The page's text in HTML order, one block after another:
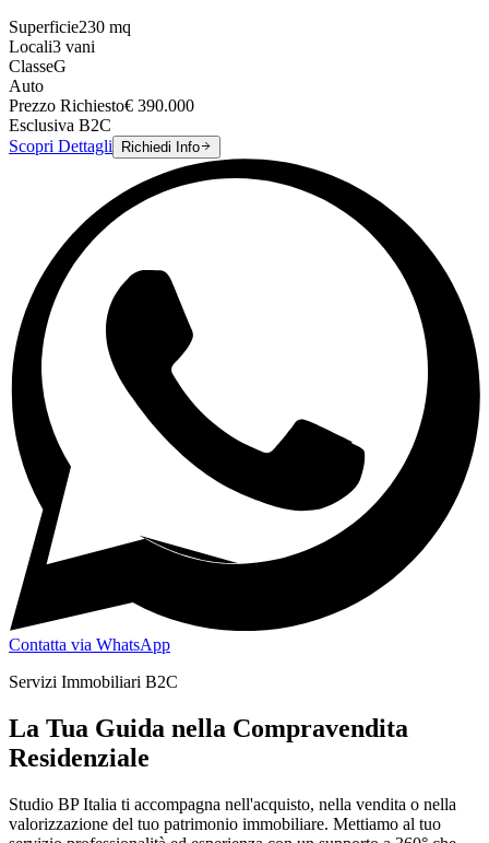
Superficie230 mq
Locali3 vani
ClasseG
Auto
Prezzo Richiesto€ 390.000
Esclusiva B2C
Scopri Dettagli
Richiedi Info
Contatta via WhatsApp
Servizi Immobiliari B2C
La Tua Guida nella Compravendita
Residenziale
Studio BP Italia ti accompagna nell'acquisto, nella vendita o nella
valorizzazione del tuo patrimonio immobiliare. Mettiamo al tuo